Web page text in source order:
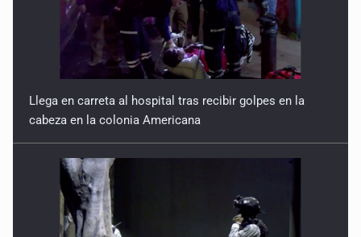
Llega en carreta al hospital tras recibir golpes en la
cabeza en la colonia Americana